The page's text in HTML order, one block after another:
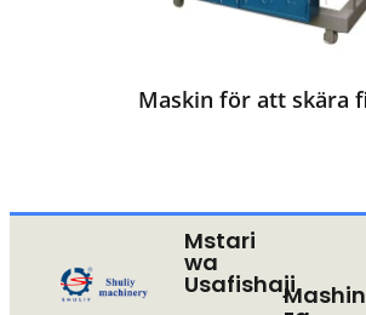
Maskin för att skära
Mstari
wa
Usafishaji